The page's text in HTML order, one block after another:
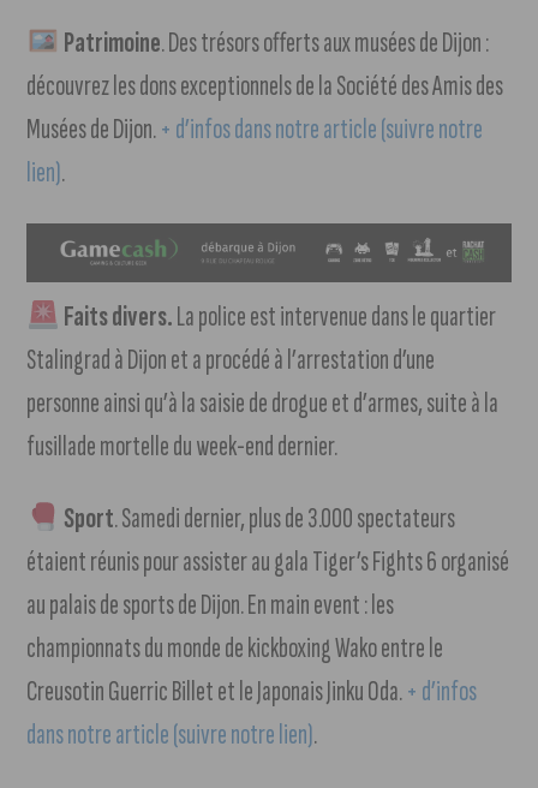
Patrimoine. Des trésors offerts aux musées de Dijon :
découvrez les dons exceptionnels de la Société des Amis des
Musées de Dijon.+ d’infos dans notre article (suivre notre
lien).
Faits divers.La police est intervenue dans le quartier
Stalingrad à Dijon et a procédé à l’arrestation d’une
personne ainsi qu’à la saisie de drogue et d’armes, suite à la
fusillade mortelle du week-end dernier.
Sport. Samedi dernier, plus de 3.000 spectateurs
étaient réunis pour assister au gala Tiger’s Fights 6 organisé
au palais de sports de Dijon. En main event : les
championnats du monde de kickboxing Wako entre le
Creusotin Guerric Billet et le Japonais Jinku Oda.+ d’infos
dans notre article (suivre notre lien).